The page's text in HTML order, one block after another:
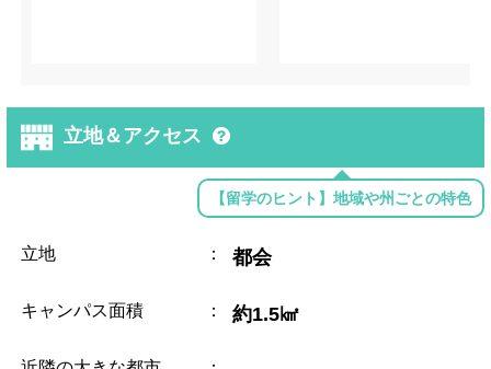
立地＆アクセス
【留学のヒント】地域や州ごとの特色
立地 ： 都会
キャンパス面積 ： 約1.5㎢